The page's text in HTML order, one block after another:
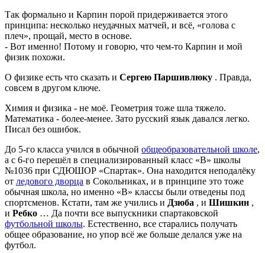
Так формально и Карпин порой придерживается этого
принципа: несколько неудачных матчей, и всё, «голова с
плеч», прощай, место в основе.
- Вот именно! Потому и говорю, что чем-то Карпин и мой
физик похожи.
О физике есть что сказать и Сергею Паршивлюку . Правда,
совсем в другом ключе.
Химия и физика - не моё. Геометрия тоже шла тяжело.
Математика - более-менее. Зато русский язык давался легко.
Писал без ошибок.
До 5-го класса учился в обычной общеобразовательной школе,
а с 6-го перешёл в специализированный класс «В» школы
№1036 при СДЮШОР «Спартак». Она находится неподалёку
от ледового дворца в Сокольниках, и в принципе это тоже
обычная школа, но именно «В» классы были отведены под
спортсменов. Кстати, там же учились и Дзюба , и Шишкин ,
и Ребко … Да почти все выпускники спартаковской
футбольной школы. Естественно, все старались получать
общее образование, но упор всё же больше делался уже на
футбол.